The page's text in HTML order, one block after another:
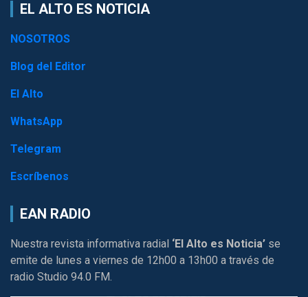
EL ALTO ES NOTICIA
NOSOTROS
Blog del Editor
El Alto
WhatsApp
Telegram
Escríbenos
EAN RADIO
Nuestra revista informativa radial ‘El Alto es Noticia’ se
emite de lunes a viernes de 12h00 a 13h00 a través de
radio Studio 94.0 FM.